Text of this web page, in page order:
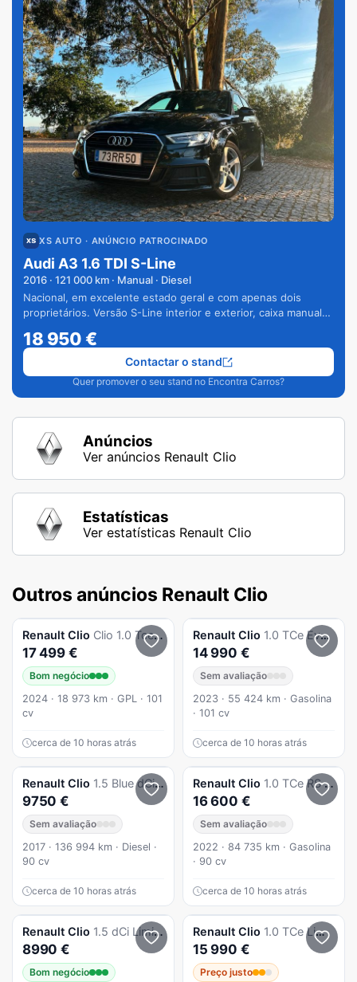
XS AUTO · ANÚNCIO PATROCINADO
Audi A3 1.6 TDI S-Line
2016 · 121 000 km · Manual · Diesel
Nacional, em excelente estado geral e com apenas dois
proprietários. Versão S-Line interior e exterior, caixa manual
18 950€
Quer promover o seu stand no Encontra Carros?
Contactar o stand
Anúncios
Ver anúncios Renault Clio
Estatísticas
Ver estatísticas Renault Clio
Outros anúncios Renault Clio
Renault Clio Clio 1.0 Tce Evolution Bi-Fuel
17 499 €
Bom negócio
2024 · 18 973 km · GPL · 101
cv
cerca de 10 horas atrás
Renault Clio 1.0 TCe Evolution Bi-Fuel
14 990 €
Sem avaliação
2023 · 55 424 km · Gasolina
· 101 cv
cerca de 10 horas atrás
Renault Clio 1.5 Blue dCi Zen
9750 €
Sem avaliação
2017 · 136 994 km · Diesel ·
90 cv
cerca de 10 horas atrás
Renault Clio 1.0 TCe RS Line
16 600 €
Sem avaliação
2022 · 84 735 km · Gasolina
· 90 cv
cerca de 10 horas atrás
Renault Clio 1.5 dCi Limited EDition
8990 €
Bom negócio
Renault Clio 1.0 TCe Limited Bi-Fuel
15 990 €
Preço justo